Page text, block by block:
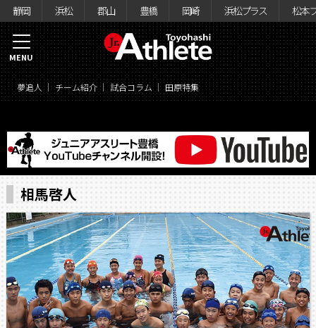
静岡 浜松 郡山 豊橋 岡崎 浜松プラス 松本
夢追人 チーム紹介 試合コラム 田原特集
MENU
相馬啓人